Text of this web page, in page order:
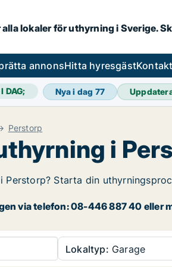
alla lokaler för uthyrning i Sverige.
annonsHitta hyresgäst
DAG; Nya i dag 77
Perstorp
i
Perstorp? Starta din
via telefon: 08-446 887 40 eller
Lokaltyp: Garage